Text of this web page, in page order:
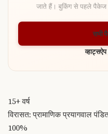
जाते हैं। बुकिंग से पहले पैकेज
सभी
15+ वर्ष
विरासत: प्रामाणिक प्रयागवाल
100%